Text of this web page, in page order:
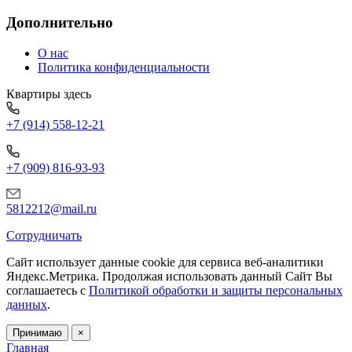
Дополнительно
О нас
Политика конфиденциальности
Квартиры здесь
+7 (914) 558-12-21
+7 (909) 816-93-93
5812212@mail.ru
Сотрудничать
Сайт использует данные cookie для сервиса веб-аналитики
Яндекс.Метрика. Продолжая использовать данный Сайт Вы
соглашаетесь с Политикой обработки и защиты персональных
данных.
Принимаю ×
Главная